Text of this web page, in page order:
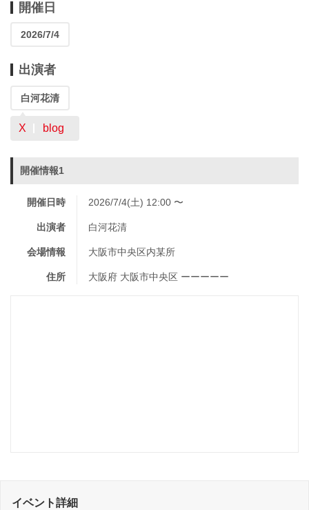
開催日
2026/7/4
出演者
白河花清
X blog
開催情報1
開催日時 2026/7/4(土) 12:00 〜
出演者 白河花清
会場情報 大阪市中央区内某所
住所 大阪府 大阪市中央区 ーーーーー
イベント詳細